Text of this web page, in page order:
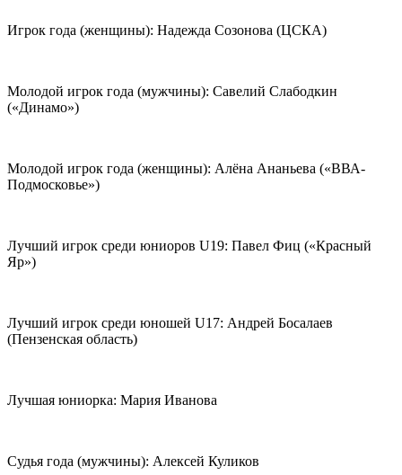
Игрок года (женщины): Надежда Созонова (ЦСКА)
Молодой игрок года (мужчины): Савелий Слабодкин
(«Динамо»)
Молодой игрок года (женщины): Алёна Ананьева («ВВА-
Подмосковье»)
Лучший игрок среди юниоров U19: Павел Фиц («Красный
Яр»)
Лучший игрок среди юношей U17: Андрей Босалаев
(Пензенская область)
Лучшая юниорка: Мария Иванова
Судья года (мужчины): Алексей Куликов